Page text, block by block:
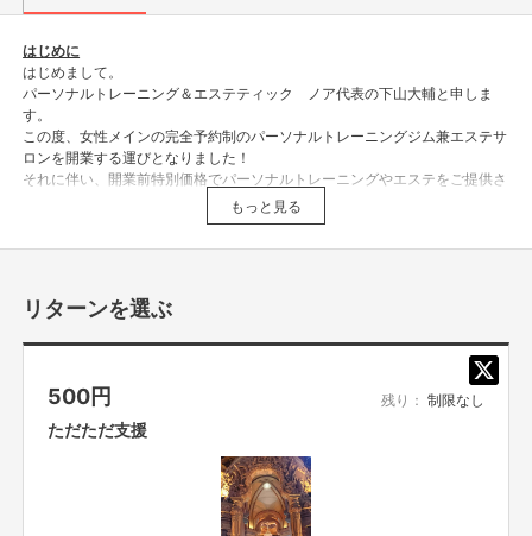
はじめに
はじめまして。
パーソナルトレーニング＆エステティック ノア代表の下山大輔と申しま
す。
この度、女性メインの完全予約制のパーソナルトレーニングジム兼エステサ
ロンを開業する運びとなりました！
それに伴い、開業前特別価格でパーソナルトレーニングやエステをご提供さ
このプロジェクトでやりたいこと・やろうと思った理由
このプロジェクトでやりたいことは、映画えんとつ町のプペルで「挑戦する
勇気」をくれたキングコング西野さんに、恩返しがしたいです。そもそも広
告を出す予定はなかったのですが、この収益の一部が絵本えんとつ町のプペ
ルの寄贈に充てられるとのことで、クラウドファンディング初挑戦に踏み切
もっと見る
リターンを選ぶ
500円 残り： 制限なし
ただただ支援